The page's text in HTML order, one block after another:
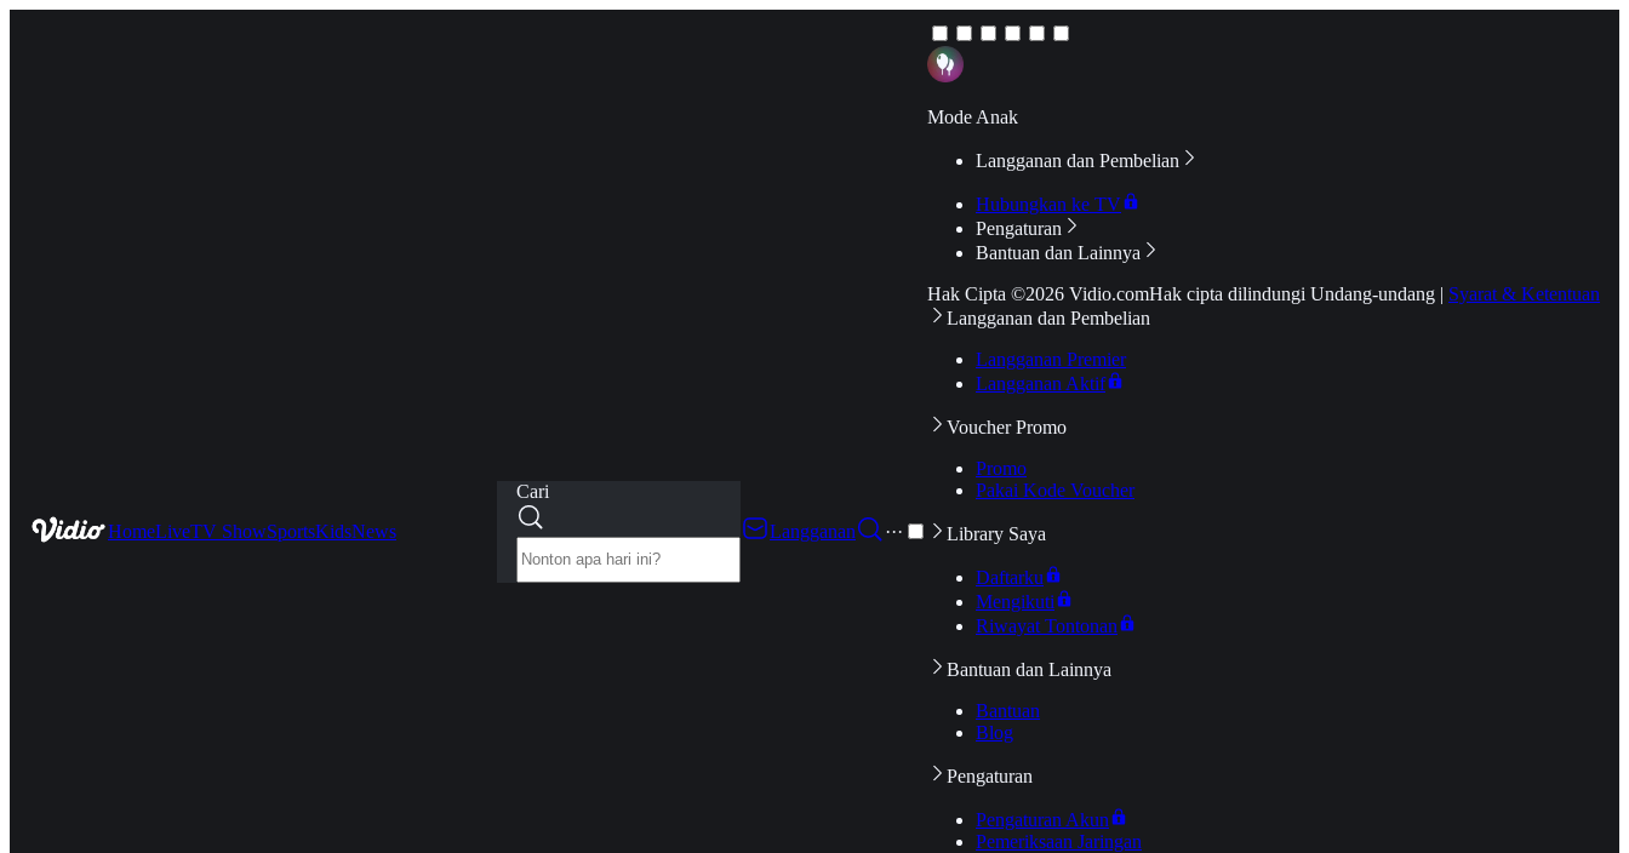
HomeLiveTV ShowSportsKidsNews
Cari
Langganan
···
Mode Anak
Langganan dan Pembelian
Hubungkan ke TV
Pengaturan
Bantuan dan Lainnya
Hak Cipta ©2026 Vidio.comHak cipta dilindungi Undang-undang | Syarat & Ketentuan
Langganan dan Pembelian
Langganan Premier
Langganan Aktif
Voucher Promo
Promo
Pakai Kode Voucher
Library Saya
Daftarku
Mengikuti
Riwayat Tontonan
Bantuan dan Lainnya
Bantuan
Blog
Pengaturan
Pengaturan Akun
Pemeriksaan Jaringan